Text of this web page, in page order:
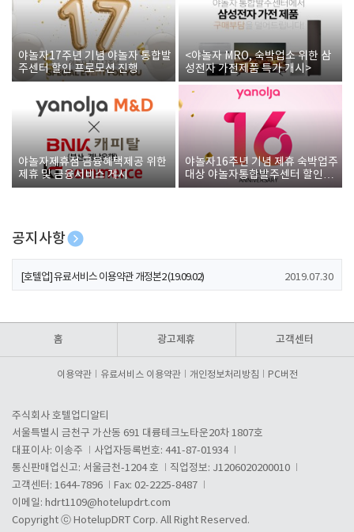
야놀자17주년 기념 야놀자 통합발
주센터 할인 프로모션 진행
<야놀자 MRO, 숙박업소 위한 삼
성전자 가전제품 특가 개시>
야놀자제휴점 금융혜택제공 위한
제휴 및 금융서비스 게시
야놀자16주년 기념 제휴 숙박업주
대상 야놀자통합발주센터 할인쿠
폰 증정
공지사항
[호텔업] 개인정보 처리방침 개정본1 (19.09.02)
[호텔업] 유료서비스 이용약관 개정본2 (19.09.02) 2019.07.30
홈 광고제휴 고객센터
이용약관 유료서비스 이용약관 개인정보처리방침 PC버전
주식회사 호텔업디알티
서울특별시 금천구 가산동 691 대륭테크노타운20차 1807호
대표이사: 이송주
사업자등록번호: 441-87-01934
통신판매업신고: 서울금천-1204 호
직업정보: J1206020200010
고객센터: 1644-7896
Fax: 02-2225-8487
이메일: hdrt1109@hotelupdrt.com
Copyright ⓒ HotelupDRT Corp. All Right Reserved.